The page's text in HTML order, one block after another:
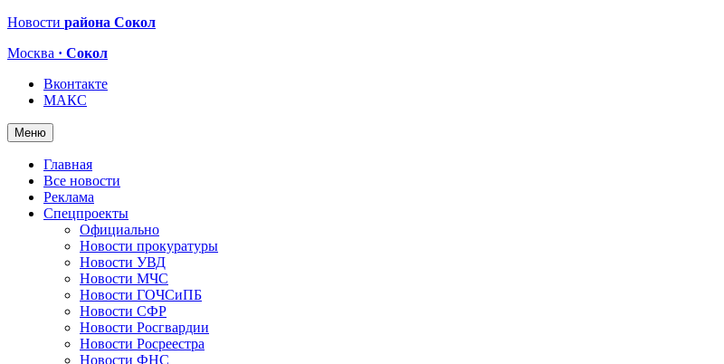
Новости района Сокол
Москва · Сокол
Вконтакте
МАКС
Меню
Главная
Все новости
Реклама
Спецпроекты
Официально
Новости прокуратуры
Новости УВД
Новости МЧС
Новости ГОЧСиПБ
Новости СФР
Новости Росгвардии
Новости Росреестра
Новости ФНС